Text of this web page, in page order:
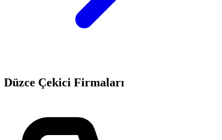
Düzce Çekici Firmaları